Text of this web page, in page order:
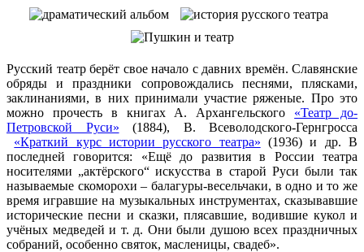
Русский театр берёт свое начало с давних времён. Славянские
обряды и праздники сопровождались песнями, плясками,
заклинаниями, в них принимали участие ряженые. Про это
можно прочесть в книгах А. Архангельского «Театр до-
Петровской Руси» (1884), В. Всеволодского-Гернгросса
«Краткий курс истории русского театра» (1936) и др. В
последней говорится: «Ещё до развития в России театра
носителями „актёрского“ искусства в старой Руси были так
называемые скоморохи – балагуры-весельчаки, в одно и то же
время игравшие на музыкальных инструментах, сказывавшие
исторические песни и сказки, плясавшие, водившие кукол и
учёных медведей и т. д. Они были душою всех праздничных
собраний, особенно святок, масленицы, свадеб».